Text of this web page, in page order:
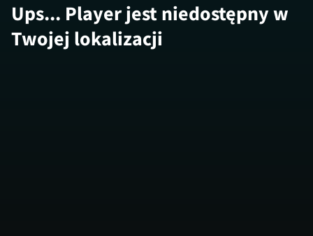
Ups... Player jest niedostępny w
Twojej lokalizacji